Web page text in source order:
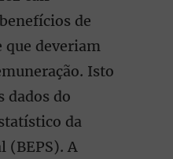
de
que deveriam
Isto
dados do
da
(BEPS). A